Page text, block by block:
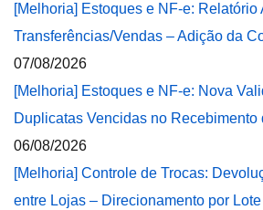
[Melhoria] Estoques e NF-e: Relatório
Transferências/Vendas – Adição da
07/08/2026
[Melhoria] Estoques e NF-e: Nova
Duplicatas Vencidas no Recebimento
06/08/2026
[Melhoria] Controle de Trocas:
entre Lojas – Direcionamento por